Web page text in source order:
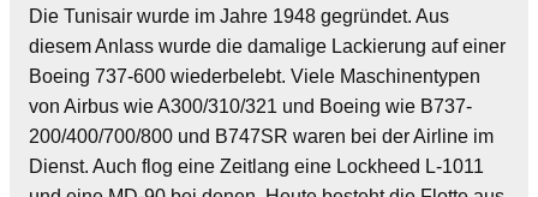
Die Tunisair wurde im Jahre 1948 gegründet. Aus
diesem Anlass wurde die damalige Lackierung auf einer
Boeing 737-600 wiederbelebt. Viele Maschinentypen
von Airbus wie A300/310/321 und Boeing wie B737-
200/400/700/800 und B747SR waren bei der Airline im
Dienst. Auch flog eine Zeitlang eine Lockheed L-1011